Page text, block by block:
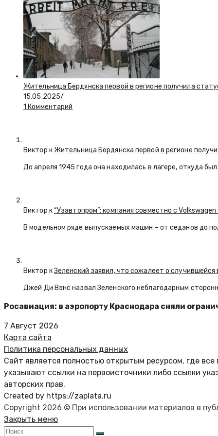
Жительница Бердянска первой в регионе получила
15.05.2025/
1 Комментарий
Виктор к Жительница Бердянска первой в регионе
До апреля 1945 года она находилась в лагере, откуда
Виктор к“Узавтопром”: компания совместно с
В модельном ряде выпускаемых машин – от седанов до
Виктор кЗеленский заявил, что сожалеет о
Джей Ди Вэнс назвал Зеленского неблагодарным
Росавиация: в аэропорту Краснодара сняли
7 Август 2026
Карта сайта
Политика персональных данных
Сайт является полностью открытым ресурсом, где
указывают ссылки на первоисточники либо ссылки
авторских прав.
Created by https://zaplata.ru
Copyright 2026 © При использовании материалов в
Закрыть меню